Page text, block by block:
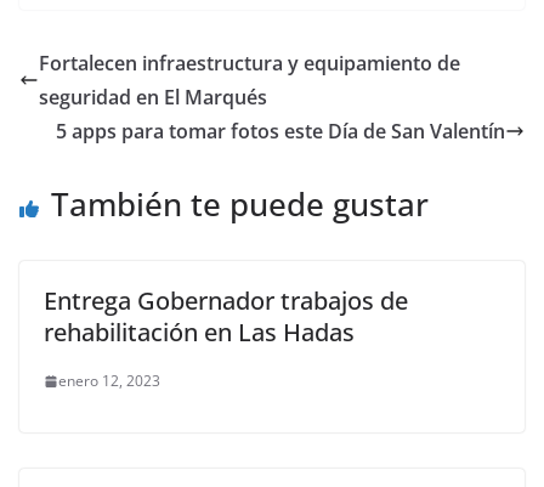
e
b
o
k
er l s
A
p
e
g
gr
m
p
tir
Fortalecen infraestructura y equipamiento de
seguridad en El Marqués
5 apps para tomar fotos este Día de San Valentín
También te puede gustar
Entrega Gobernador trabajos de
rehabilitación en Las Hadas
enero 12, 2023